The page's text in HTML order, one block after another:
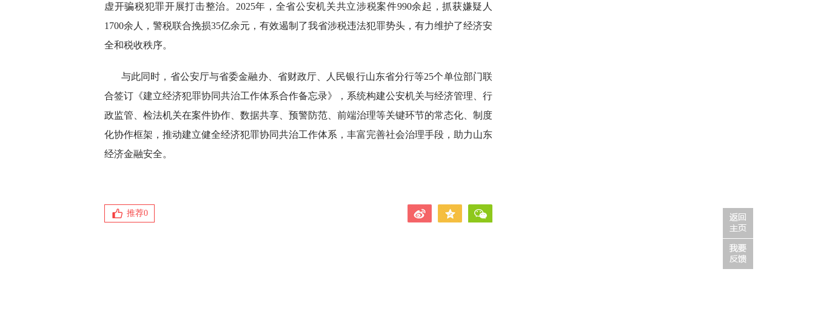
虚开骗税犯罪开展打击整治。2025年，全省公安机关共立涉税案件990余起，抓获嫌疑人
1700余人，警税联合挽损35亿余元，有效遏制了我省涉税违法犯罪势头，有力维护了经济安
全和税收秩序。
与此同时，省公安厅与省委金融办、省财政厅、人民银行山东省分行等25个单位部门联
合签订《建立经济犯罪协同共治工作体系合作备忘录》，系统构建公安机关与经济管理、行
政监管、检法机关在案件协作、数据共享、预警防范、前端治理等关键环节的常态化、制度
化协作框架，推动建立健全经济犯罪协同共治工作体系，丰富完善社会治理手段，助力山东
经济金融安全。
推荐0